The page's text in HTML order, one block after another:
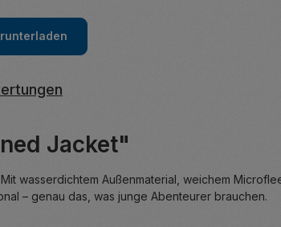
Jacket"
wasserdichtem Außenmaterial, weichem
– genau das, was junge Abenteurer brauchen.